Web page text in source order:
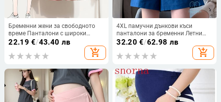
Бременни жени за свободното
време Панталони с широки
крачоли за свободното време
Летни панталони на корема
Свободни панталони за
Спортни шорти за бременност
22.19 €/43.40 лв
add_shopping_cart
4XL памучни дънкови къси
панталони за бременни Летни
ежедневни широки крачоли
Свободни дрехи за корем за
бременни жени Голям размер
32.20 €/62.98 лв
add_shopping_cart